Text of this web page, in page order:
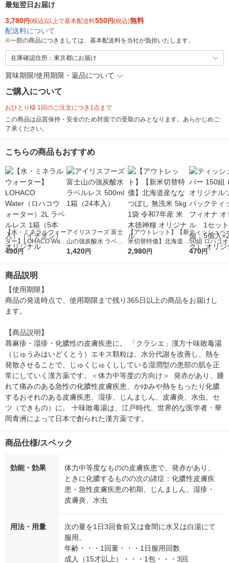
最短翌日お届け
3,780円(税込)以上で基本配送料550円(税込)無料
配送料について
※一部の商品につきましては、基本配送料を当社が負担いたします。
在庫確認住所：東京都にお届け
賞味期限/使用期限・返品について
ご購入について
おひとり様 1回のご注文につき1点まで
この商品は品質保持・安全のため対面での受取のみとなります。あらかじめご
了承ください。
こちらの商品もおすすめ
【水・ミネラルウォー
ター】LOHACO Wate
r（ロハコウォータ
シ） オリジナル
490円
アイリスフーズ 富士
山の強炭酸水 ラベル
レス 500ml 1箱（24
1,420円
【アウトレット】【新
米切替特価】北海道産
ななつぼし 無洗米 5k
2,980円
ティッシュペ
50組 ロハコ
ルソフトパッ
470円
商品説明
【使用期限】
商品の発送時点で、使用期限まで残り365日以上の商品をお届けし
ます。
【商品説明】
蕁麻疹・湿疹・化膿性の皮膚疾患に。 「クラシエ」漢方十味敗毒湯
（じゅうみはいどくとう）エキス顆粒は、水分代謝を改善し、熱を
発散させることで、じゅくじゅくししている湿潤型の患部の肌を正
常にしていく漢方薬です。＜体力中等度の方向け＞  発赤があり、腫
れて痛みのある急性の化膿性皮膚疾患、かゆみや熱をもったり化膿
するおそれのある皮膚疾患、湿疹、じんましん、皮膚炎、水虫、セ
ツ（できもの）に。 十味敗毒湯は、江戸時代、世界的な医学者・華
岡青洲によって日本で創られた漢方薬です。
商品仕様/スペック
効能・効果
体力中等度なものの皮膚疾患で、発赤があり、
ときに化膿するものの次の諸症：化膿性皮膚疾
患・急性皮膚疾患の初期、じんましん、湿疹・
皮膚炎、水虫
用法・用量
次の量を1日3回食前又は食間に水又は白湯にて
服用。
年齢・・・1回量・・・1日服用回数
成人（15才以上）・・・1包・・・3回